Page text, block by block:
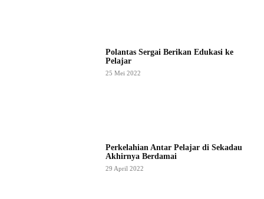
Polantas Sergai Berikan Edukasi ke
Pelajar
25 Mei 2022
Perkelahian Antar Pelajar di Sekadau
Akhirnya Berdamai
29 April 2022